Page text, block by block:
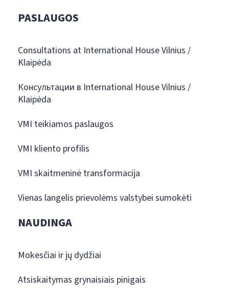
PASLAUGOS
Consultations at International House Vilnius /
Klaipėda
Консультации в International House Vilnius /
Klaipėda
VMI teikiamos paslaugos
VMI kliento profilis
VMI skaitmeninė transformacija
Vienas langelis prievolėms valstybei sumokėti
NAUDINGA
Mokesčiai ir jų dydžiai
Atsiskaitymas grynaisiais pinigais